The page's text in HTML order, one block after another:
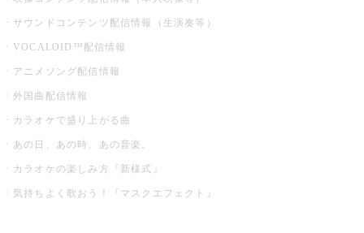
サウンドコンテンツ配信情報（生演奏等）
VOCALOID™配信情報
アニメソング配信情報
外国曲配信情報
カラオケで盛り上がる曲
あの日、あの時、あの音楽。
カラオケの楽しみ方『新様式』
気持ちよく歌おう！『マスクエフェクト』